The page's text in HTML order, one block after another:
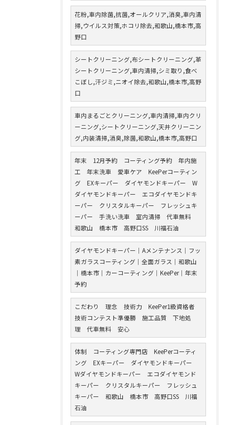
花粉,車内除菌,抗菌,オールクリア,消臭,車内清
掃,ウイルス対策,ホコリ除去,和歌山,橋本市,高
野口
シートクリーニング,布シートクリーニング,革
シートクリーニング,車内清掃,シミ取り,食べ
こぼし,汗ジミ,ニオイ除去,和歌山,橋本市,高野
口
車内まるごとクリーニング,車内清掃,車内クリ
ーニング,シートクリーニング,天井クリーニン
グ,内装清掃,消臭,除菌,和歌山,橋本市,高野口
年末 12月予約 コーティング予約 年内施
工 年末洗車 愛車ケア KeePerコーティン
グ EXキーパー ダイヤモンドキーパー W
ダイヤモンドキーパー エコダイヤモンドキ
ーパー クリスタルキーパー フレッシュキ
ーパー 手洗い洗車 室内清掃 代車無料
和歌山 橋本市 高野口SS 川福石油
ダイヤモンドキーパー｜Aメンテナンス｜フッ
素ガラスコーティング｜全面ガラス｜和歌山
｜橋本市｜カーコーティング｜KeePer｜年末
予約
こだわり 理念 技術力 KeePer1級資格者
技術コンテスト準優勝 施工品質 下地処
理 代車無料 安心
体制 コーティング専門店 KeePerコーティ
ング EXキーパー ダイヤモンドキーパー
Wダイヤモンドキーパー エコダイヤモンド
キーパー クリスタルキーパー フレッシュ
キーパー 和歌山 橋本市 高野口SS 川福
石油